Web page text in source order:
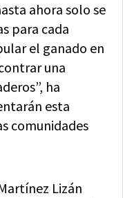
ahora solo se
para cada
el ganado en
una
ha
esta
comunidades
Lizán